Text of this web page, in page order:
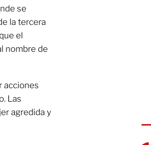
se
la tercera
el
nombre de
acciones
Las
agredida y